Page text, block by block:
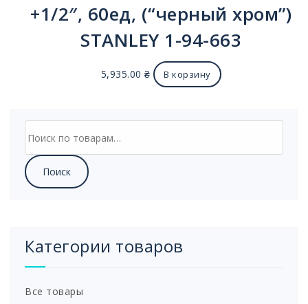
+1/2″, 60ед, (“черный хром”)
STANLEY 1-94-663
5,935.00 ₴ В корзину
Поиск
Категории товаров
Все товары